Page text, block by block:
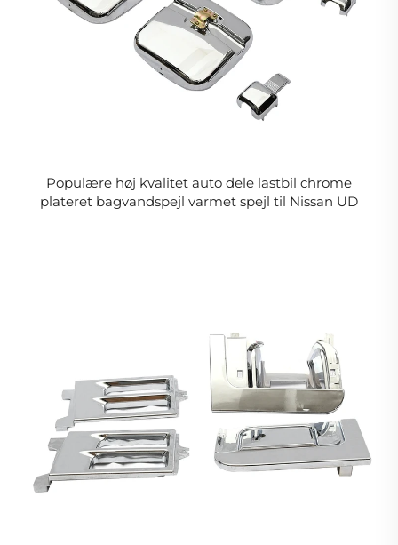
Populære høj kvalitet auto dele lastbil chrome
plateret bagvandspejl varmet spejl til Nissan UD